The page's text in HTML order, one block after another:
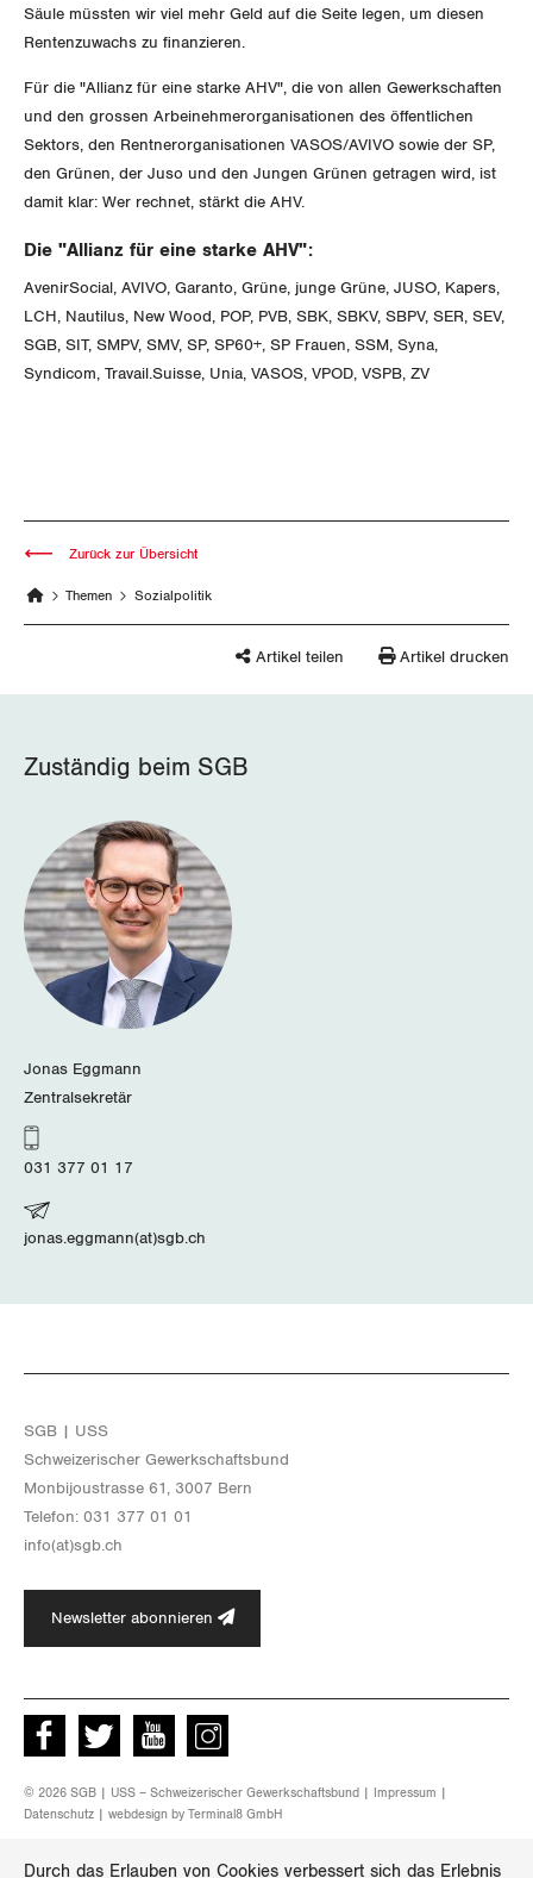
Durch das Erlauben von Cookies verbessert sich das Erlebnis
Rentner:innen-Kommission
Genf
Glarus
Graubünden
Jura
Luzern
Neuenburg
Schwyz
Tessin
Uri
Waadt
Wallis
Zürich
Säule müssten wir viel mehr Geld auf die Seite legen, um diesen
Rentenzuwachs zu finanzieren.
Für die "Allianz für eine starke AHV", die von allen Gewerkschaften
und den grossen Arbeinehmerorganisationen des öffentlichen
Sektors, den Rentnerorganisationen VASOS/AVIVO sowie der SP,
den Grünen, der Juso und den Jungen Grünen getragen wird, ist
damit klar: Wer rechnet, stärkt die AHV.
Die "Allianz für eine starke AHV":
AvenirSocial, AVIVO, Garanto, Grüne, junge Grüne, JUSO, Kapers,
LCH, Nautilus, New Wood, POP, PVB, SBK, SBKV, SBPV, SER, SEV,
SGB, SIT, SMPV, SMV, SP, SP60+, SP Frauen, SSM, Syna,
Syndicom, Travail.Suisse, Unia, VASOS, VPOD, VSPB, ZV
Themen Sozialpolitik
Zurück zur Übersicht
Artikel teilen Artikel drucken
Zuständig beim SGB
Jonas Eggmann
Zentralsekretär
031 377 01 17
jonas.eggmann(at)sgb.ch
SGB | USS
Schwei­ze­ri­scher Ge­werk­schafts­bund
Mon­bi­joustras­se 61, 3007 Bern
Te­le­fon: 031 377 01 01
info(at)​sgb.​ch
Newsletter abonnieren
Facebook Twitter Youtube instagram
© 2026 SGB | USS – Schweizerischer Gewerkschaftsbund | Impressum
Datenschutz | webdesign by Terminal8 GmbH